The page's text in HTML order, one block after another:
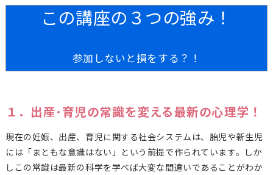
この講座の３つの強み！
参加しないと損をする？！
１．出産･育児の常識を変える最新の心理学！
現在の妊娠、出産、育児に関する社会システムは、胎児や新生児
には「まともな意識はない」という前提で作られています。しか
しこの常識は最新の科学を学べば大変な間違いであることがわか